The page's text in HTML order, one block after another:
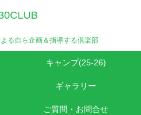
る自ら企画＆指導する倶楽部
キャンプ(25-26)
ギャラリー
ご質問・お問合せ